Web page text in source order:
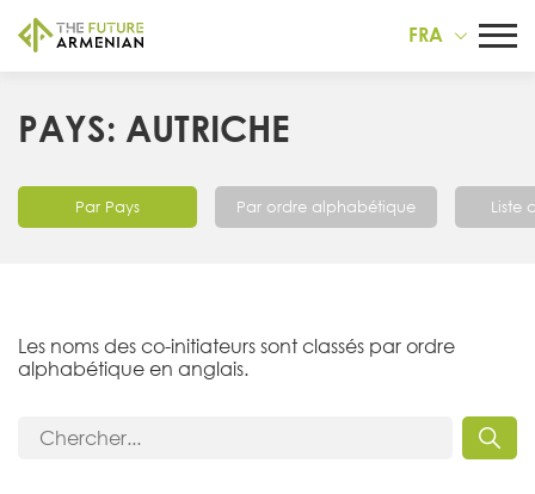
FRA
PAYS: AUTRICHE
Par Pays Par ordre alphabétique Liste
Les noms des co-initiateurs sont classés par ordre
alphabétique en anglais.